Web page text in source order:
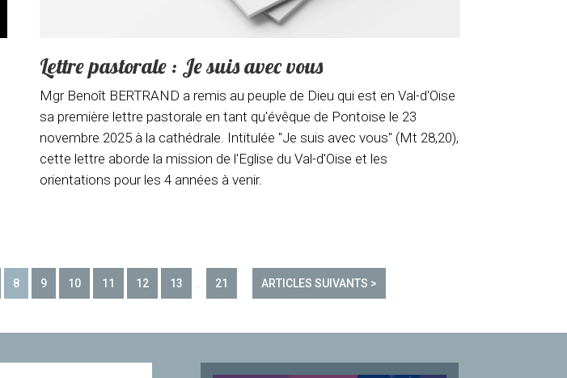
Lettre pastorale : Je suis avec vous
Mgr Benoît BERTRAND a remis au peuple de Dieu qui est en Val-d'Oise
sa première lettre pastorale en tant qu'évêque de Pontoise le 23
novembre 2025 à la cathédrale. Intitulée "Je suis avec vous" (Mt 28,20),
cette lettre aborde la mission de l'Eglise du Val-d'Oise et les
orientations pour les 4 années à venir.
8 9 10 11 12 13 … 21 ARTICLES SUIVANTS >